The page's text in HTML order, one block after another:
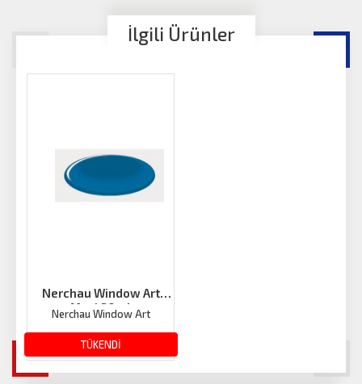
İlgili Ürünler
TÜKENDİ
Nerchau Window Art
Mavi 80ml
Nerchau Window Art
107.02 TL